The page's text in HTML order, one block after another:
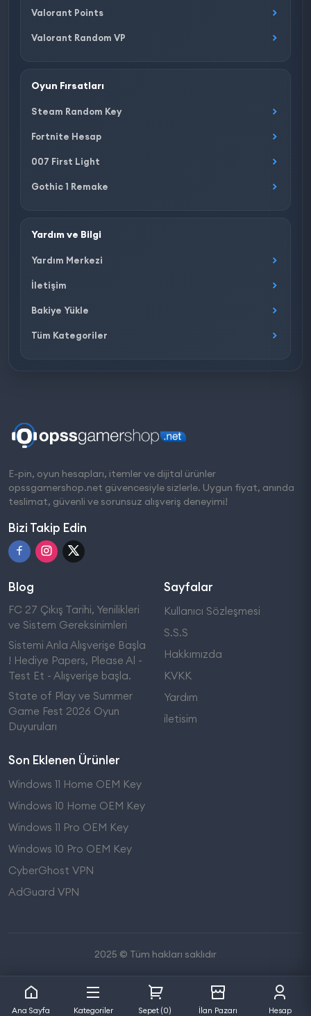
Ana Sayfa Kategoriler Sepet (0) İlan Pazarı Hesap
Valorant Points
Valorant Random VP
Oyun Fırsatları
Steam Random Key
Fortnite Hesap
007 First Light
Gothic 1 Remake
Yardım ve Bilgi
Yardım Merkezi
İletişim
Bakiye Yükle
Tüm Kategoriler
E-pin, oyun hesapları, itemler ve dijital ürünler
opssgamershop.net güvencesiyle sizlerle. Uygun fiyat, anında
teslimat, güvenli ve sorunsuz alışveriş deneyimi!
Bizi Takip Edin
Blog
FC 27 Çıkış Tarihi, Yenilikleri
ve Sistem Gereksinimleri
Sistemi Anla Alışverişe Başla
! Hediye Papers, Please Al -
Test Et - Alışverişe başla.
State of Play ve Summer
Game Fest 2026 Oyun
Duyuruları
Sayfalar
Kullanıcı Sözleşmesi
S.S.S
Hakkımızda
KVKK
Yardım
iletisim
Son Eklenen Ürünler
Windows 11 Home OEM Key
Windows 10 Home OEM Key
Windows 11 Pro OEM Key
Windows 10 Pro OEM Key
CyberGhost VPN
AdGuard VPN
2025 © Tüm hakları saklıdır